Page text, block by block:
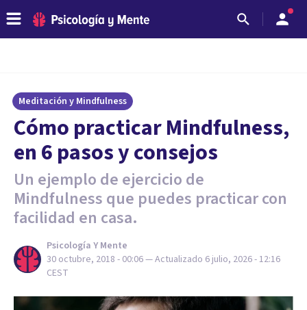
Meditación y Mindfulness
Cómo practicar Mindfulness,
en 6 pasos y consejos
Un ejemplo de ejercicio de
Mindfulness que puedes practicar con
facilidad en casa.
Psicología Y Mente
30 octubre, 2018 - 00:06— Actualizado 6 julio, 2026 - 12:16
CEST